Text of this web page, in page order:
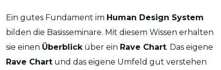
Ein gutes Fundament im Human Design System
bilden die Basisseminare. Mit diesem Wissen erhalten
sie einen Überblicküber ein Rave Chart. Das eigene
Rave Chart und das eigene Umfeld gut verstehen